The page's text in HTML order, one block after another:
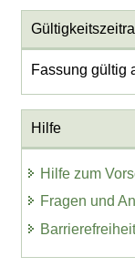
Fassung gültig
Hilfe
Hilfe zum
Fragen und